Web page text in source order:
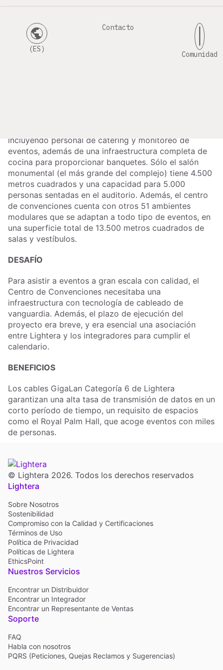
public
(ES)
Contacto
Comunidad
servicios de
telecomunicaciones
incluyendo personal de catering y monitoreo de
eventos, además de una infraestructura completa de
cocina para proporcionar banquetes. Sólo el salón
monumental (el más grande del complejo) tiene 4.500
metros cuadrados y una capacidad para 5.000
personas sentadas en el auditorio. Además, el centro
de convenciones cuenta con otros 51 ambientes
modulares que se adaptan a todo tipo de eventos, en
una superficie total de 13.500 metros cuadrados de
salas y vestíbulos.
DESAFÍO
Para asistir a eventos a gran escala con calidad, el
Centro de Convenciones necesitaba una
infraestructura con tecnología de cableado de
vanguardia. Además, el plazo de ejecución del
proyecto era breve, y era esencial una asociación
entre Lightera y los integradores para cumplir el
calendario.
BENEFICIOS
Los cables GigaLan Categoría 6 de Lightera
garantizan una alta tasa de transmisión de datos en un
corto período de tiempo, un requisito de espacios
como el Royal Palm Hall, que acoge eventos con miles
de personas.
© Lightera 2026. Todos los derechos reservados
Lightera
Sobre Nosotros
Sostenibilidad
Compromiso con la Calidad y Certificaciones
Términos de Uso
Política de Privacidad
Políticas de Lightera
EthicsPoint
Nuestros Servicios
Encontrar un Distribuidor
Encontrar un Integrador
Encontrar un Representante de Ventas
Soporte
FAQ
Habla con nosotros
PQRS (Peticiones, Quejas Reclamos y Sugerencias)